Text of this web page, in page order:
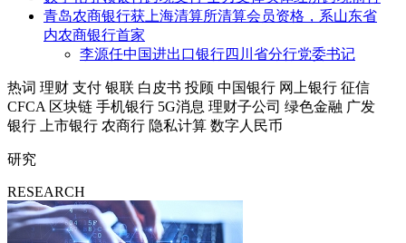
青岛农商银行获上海清算所清算会员资格，系山东省
内农商银行首家
李源任中国进出口银行四川省分行党委书记
热词 理财 支付 银联 白皮书 投顾 中国银行 网上银行 征信
CFCA 区块链 手机银行 5G消息 理财子公司 绿色金融 广发
银行
上市银行 农商行 隐私计算 数字人民币
研究
RESEARCH